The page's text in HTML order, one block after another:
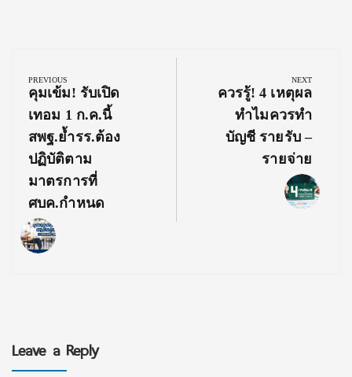
navigation
PREVIOUS
Previous
Post:
คุมเข้ม! รับเปิด
เทอม 1 ก.ค.นี้
สพฐ.ย้ำรร.ต้อง
ปฏิบัติตาม
มาตรการที่
ศบค.กำหนด
NEXT
Next
Post:
ควรรู้! 4 เหตุผล
ทำไมควรทำ
บัญชี รายรับ –
รายจ่าย
Leave a Reply